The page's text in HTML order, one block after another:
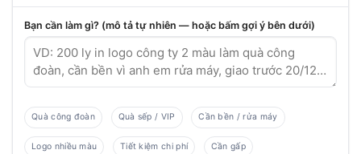
Bạn cần làm gì? (mô tả tự nhiên — hoặc bấm gợi ý bên dưới)
Quà công đoàn Quà sếp / VIP Cần bền / rửa máy
Logo nhiều màu Tiết kiệm chi phí Cần gấp